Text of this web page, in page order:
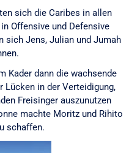
sich die Caribes in allen
Offensive und Defensive
Jens, Julian und Jumah
Kader dann die wachsende
Lücken in der Verteidigung,
Freisinger auszunutzen
machte Moritz und Rihito
schaffen.